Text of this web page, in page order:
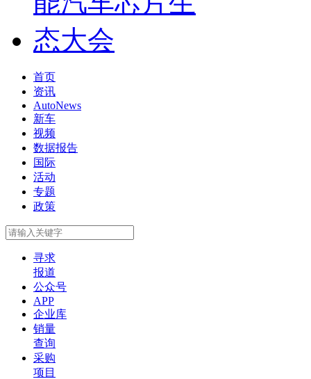
首页
资讯
AutoNews
新车
视频
数据报告
国际
活动
专题
政策
寻求
报道
公众号
APP
企业库
销量
查询
采购
项目